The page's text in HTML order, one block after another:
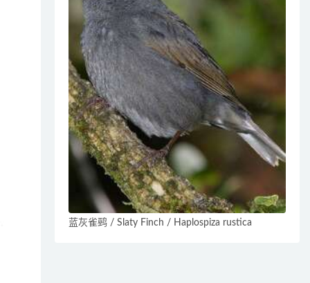
蓝灰雀鹀 / Slaty Finch / Haplospiza rustica